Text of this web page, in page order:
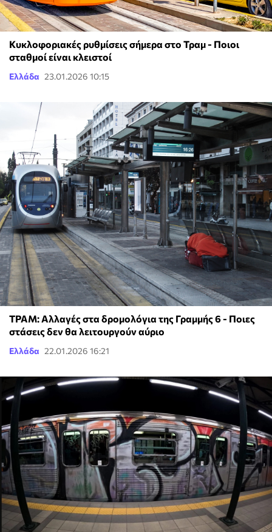
Κυκλοφοριακές ρυθμίσεις σήμερα στο Τραμ - Ποιοι
σταθμοί είναι κλειστοί
Ελλάδα 23.01.2026 10:15
ΤΡΑΜ: Αλλαγές στα δρομολόγια της Γραμμής 6 - Ποιες
στάσεις δεν θα λειτουργούν αύριο
Ελλάδα 22.01.2026 16:21